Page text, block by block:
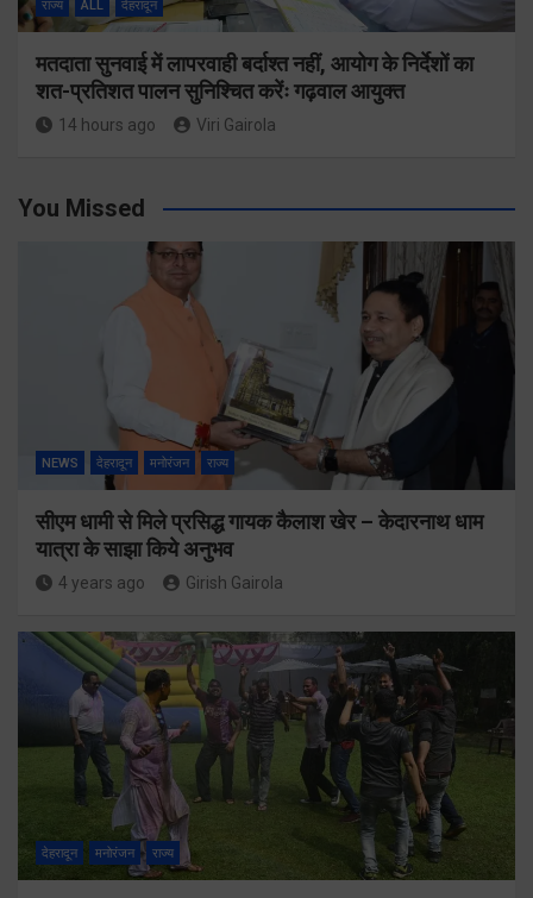
राज्य ALL देहरादून
मतदाता सुनवाई में लापरवाही बर्दाश्त नहीं, आयोग के निर्देशों का
शत-प्रतिशत पालन सुनिश्चित करेंः गढ़वाल आयुक्त
14 hours ago Viri Gairola
You Missed
NEWS देहरादून मनोरंजन राज्य
सीएम धामी से मिले प्रसिद्ध गायक कैलाश खेर – केदारनाथ धाम
यात्रा के साझा किये अनुभव
4 years ago Girish Gairola
देहरादून मनोरंजन राज्य